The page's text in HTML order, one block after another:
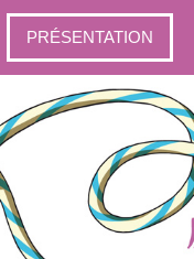
PRÉSENTATION